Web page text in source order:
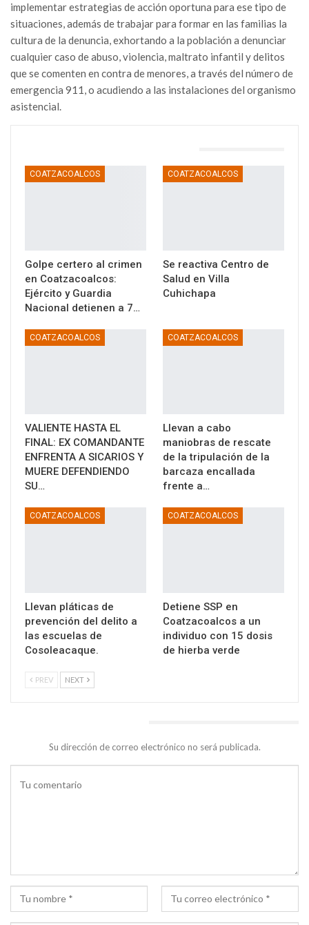
implementar estrategias de acción oportuna para ese tipo de
situaciones, además de trabajar para formar en las familias la
cultura de la denuncia, exhortando a la población a denunciar
cualquier caso de abuso, violencia, maltrato infantil y delitos
que se comenten en contra de menores, a través del número de
emergencia 911, o acudiendo a las instalaciones del organismo
asistencial.
COATZACOALCOS
Golpe certero al crimen
en Coatzacoalcos:
Ejército y Guardia
Nacional detienen a 7…
COATZACOALCOS
Se reactiva Centro de
Salud en Villa
Cuhichapa
COATZACOALCOS
VALIENTE HASTA EL
FINAL: EX COMANDANTE
ENFRENTA A SICARIOS Y
MUERE DEFENDIENDO
SU…
COATZACOALCOS
Llevan a cabo
maniobras de rescate
de la tripulación de la
barcaza encallada
frente a…
COATZACOALCOS
Llevan pláticas de
prevención del delito a
las escuelas de
Cosoleacaque.
COATZACOALCOS
Detiene SSP en
Coatzacoalcos a un
individuo con 15 dosis
de hierba verde
PREV NEXT
Su dirección de correo electrónico no será publicada.